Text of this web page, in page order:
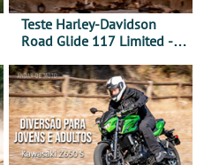
Teste Harley-Davidson
Road Glide 117 Limited - A